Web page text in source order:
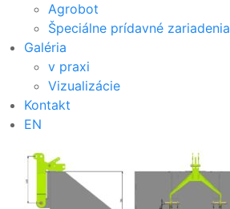
Agrobot
Špeciálne prídavné zariadenia
Galéria
v praxi
Vizualizácie
Kontakt
EN